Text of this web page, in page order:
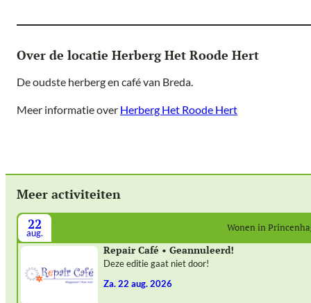
Over de locatie Herberg Het Roode Hert
De oudste herberg en café van Breda.
Meer informatie over Herberg Het Roode Hert
Meer activiteiten
22
aug. Wonen in
Repair Café • Geannuleerd!
Deze editie gaat niet door!
za. 22 aug. 2026